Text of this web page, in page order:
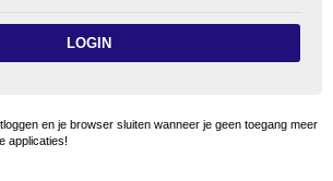
en je browser sluiten wanneer je geen toegang meer
applicaties!